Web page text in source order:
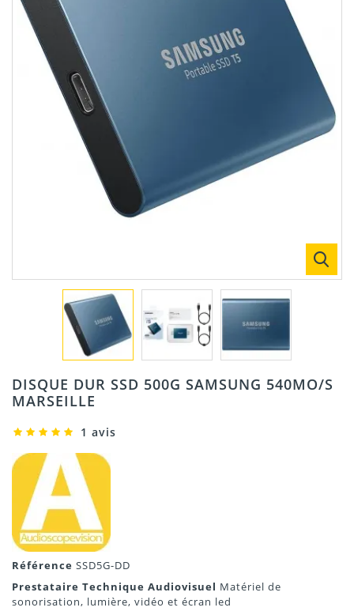
DISQUE DUR SSD 500G SAMSUNG 540MO/S
MARSEILLE
1 avis
Référence SSD5G-DD
Prestataire Technique Audiovisuel Matériel de
sonorisation, lumière, vidéo et écran led